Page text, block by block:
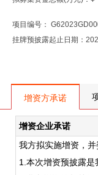
项目编号：
挂牌预披露起止日期：
增资方承诺
增资企业承诺
我方拟实施增资，
1.本次增资预披露